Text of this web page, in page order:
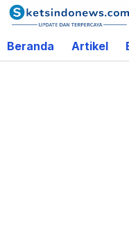
Lewati
ke
konten
Beranda Artikel